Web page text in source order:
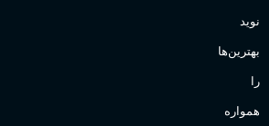
نوید
بهترین‌ها
را
همواره